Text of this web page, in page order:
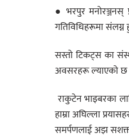
● भरपुर मनोरञ्जनस्
गतिविधिहरूमा
सस्तो टिकट्स का
अवसरहरू ल्याएको छ
राकुटेन भाइबरका
हाम्रा अघिल्ला
समर्पणलाई अझ